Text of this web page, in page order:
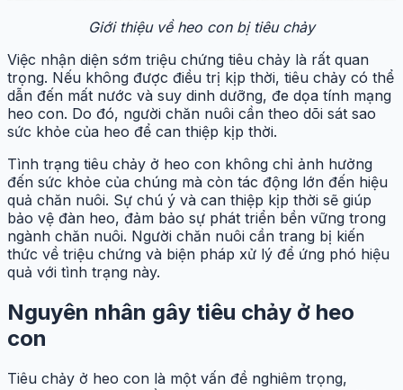
Giới thiệu về heo con bị tiêu chảy
Việc nhận diện sớm triệu chứng tiêu chảy là rất quan
trọng. Nếu không được điều trị kịp thời, tiêu chảy có thể
dẫn đến mất nước và suy dinh dưỡng, đe dọa tính mạng
heo con. Do đó, người chăn nuôi cần theo dõi sát sao
sức khỏe của heo để can thiệp kịp thời.
Tình trạng tiêu chảy ở heo con không chỉ ảnh hưởng
đến sức khỏe của chúng mà còn tác động lớn đến hiệu
quả chăn nuôi. Sự chú ý và can thiệp kịp thời sẽ giúp
bảo vệ đàn heo, đảm bảo sự phát triển bền vững trong
ngành chăn nuôi. Người chăn nuôi cần trang bị kiến
thức về triệu chứng và biện pháp xử lý để ứng phó hiệu
quả với tình trạng này.
Nguyên nhân gây tiêu chảy ở heo
con
Tiêu chảy ở heo con là một vấn đề nghiêm trọng,